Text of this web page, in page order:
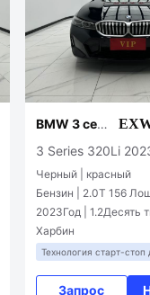
BMW 3 сер
ии
3 Series 320Li
Черный | красный
Бензин | 2.0T 156
ы L4
2023Год | 1.2Десять
Харбин
Технология старт-стоп
Запрос